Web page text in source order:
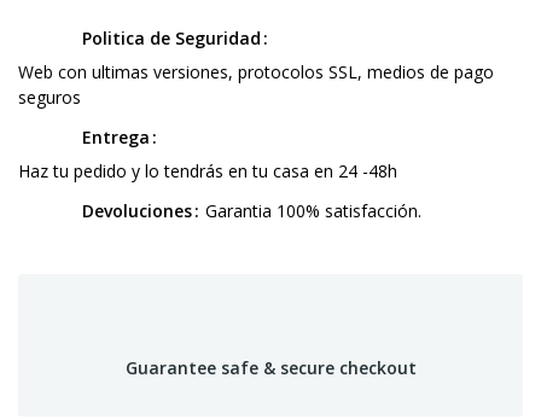
Politica de Seguridad
Web con ultimas versiones, protocolos SSL, medios de pago
seguros
Entrega
Haz tu pedido y lo tendrás en tu casa en 24 -48h
Devoluciones Garantia 100% satisfacción.
Guarantee safe & secure checkout